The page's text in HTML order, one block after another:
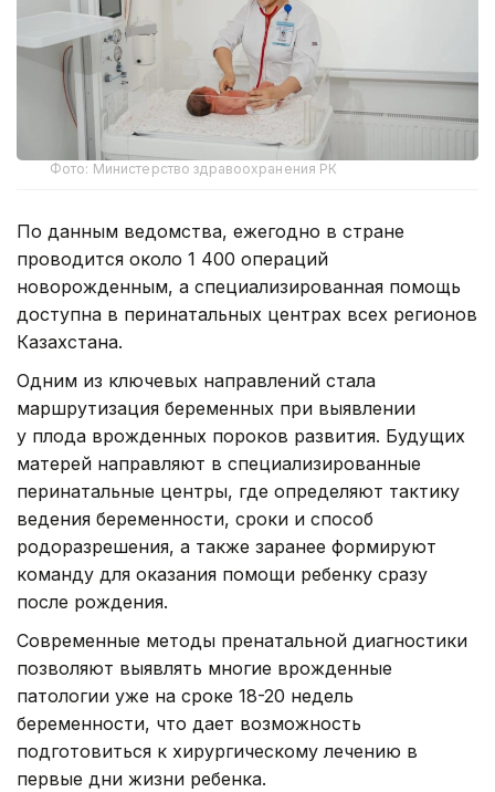
Фото: Министерство здравоохранения РК
По данным ведомства, ежегодно в стране
проводится около 1 400 операций
новорожденным, а специализированная помощь
доступна в перинатальных центрах всех регионов
Казахстана.
Одним из ключевых направлений стала
маршрутизация беременных при выявлении
у плода врожденных пороков развития. Будущих
матерей направляют в специализированные
перинатальные центры, где определяют тактику
ведения беременности, сроки и способ
родоразрешения, а также заранее формируют
команду для оказания помощи ребенку сразу
после рождения.
Современные методы пренатальной диагностики
позволяют выявлять многие врожденные
патологии уже на сроке 18-20 недель
беременности, что дает возможность
подготовиться к хирургическому лечению в
первые дни жизни ребенка.